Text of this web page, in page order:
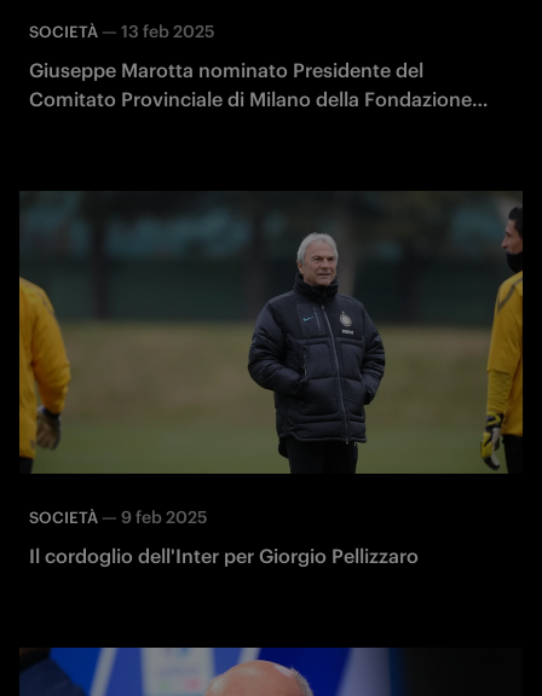
SOCIETÀ — 13 feb 2025
Giuseppe Marotta nominato Presidente del
Comitato Provinciale di Milano della Fondazione
SOCIETÀ — 9 feb 2025
Il cordoglio dell'Inter per Giorgio Pellizzaro